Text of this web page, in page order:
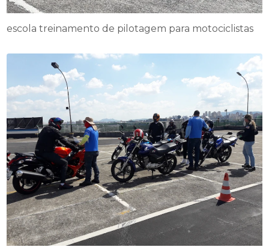
escola treinamento de pilotagem para motociclistas